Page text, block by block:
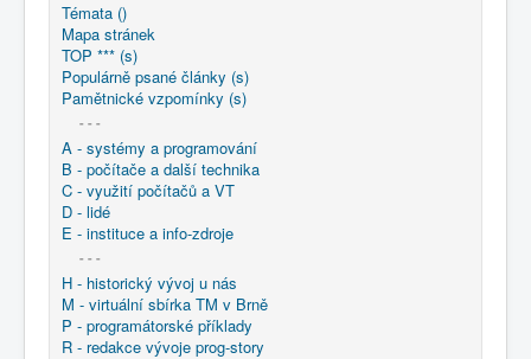
Úvod
: větší souhrnné komplety
: Programování / Tvorba SW Ostrava - 1975-2014
1975-1984 - Prog-Tsw 1/4
1981 - Programování Ostrava - výstaviště (: sborník)
1981 - Využitelnosť vývojových blokov pri návrhu
programových modulov
Témata ()
Mapa stránek
TOP *** (s)
Populárně psané články (s)
Pamětnické vzpomínky (s)
- - -
A - systémy a programování
B - počítače a další technika
C - využití počítačů a VT
D - lidé
E - instituce a info-zdroje
- - -
H - historický vývoj u nás
M - virtuální sbírka TM v Brně
P - programátorské příklady
R - redakce vývoje prog-story